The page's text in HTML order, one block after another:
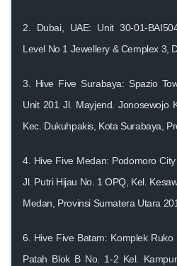
2. Dubai, UAE: Unit 30-01-
Level No 1 Jewellery & Cemplex 3,
3. Hive Five Surabaya: Spazio
Unit 201 Jl. Mayjend. Jonosewojo
Kec. Dukuhpakis, Kota Surabaya,
4. Hive Five Medan: Podomoro
Jl. Putri Hijau No. 1 OPQ, Kel.
Medan, Provinsi Sumatera Utara
6. Hive Five Batam: Komplek
Patah Blok B No. 1-2 Kel.